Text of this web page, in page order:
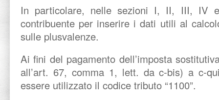
In particolare, nelle sezioni I, II, III, IV
contribuente per inserire i dati utili al
sulle plusvalenze.
Ai fini del pagamento dell’imposta
all’art. 67, comma 1, lett. da c-bis) a c-
essere utilizzato il codice tributo “1100”.